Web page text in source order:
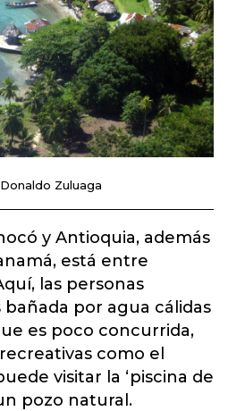
Zuluaga
y Antioquia, además
está entre
las personas
por agua cálidas
es poco concurrida,
como el
visitar la ‘piscina de
pozo natural.